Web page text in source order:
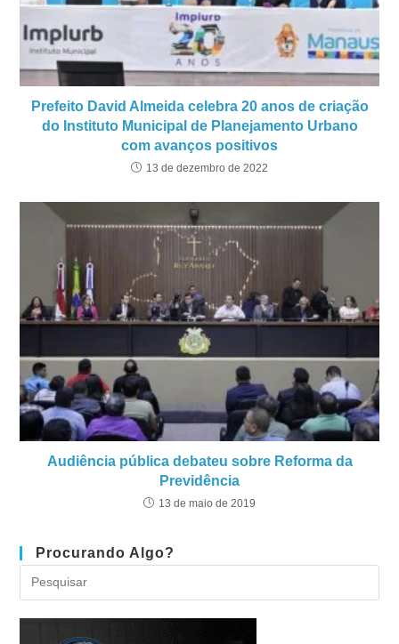
Prefeito David Almeida celebra 20 anos de criação
do Instituto Municipal de Planejamento Urbano
com avanços positivos
13 de dezembro de 2022
Audiência pública debateu sobre Reforma da
Previdência
13 de maio de 2019
Procurando Algo?